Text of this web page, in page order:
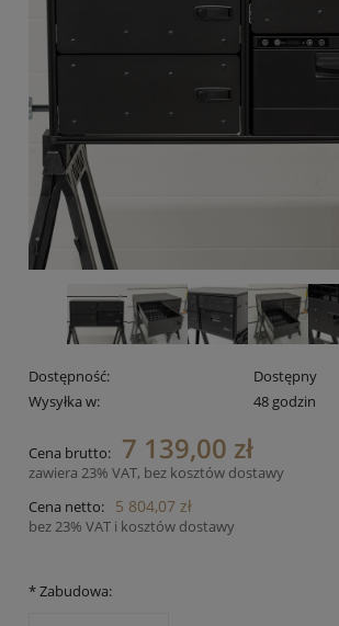
Dostępność:
Dostępny
Wysyłka w:
48 godzin
Cena brutto: 7 139,00 zł
zawiera 23% VAT, bez kosztów dostawy
Cena netto:
5 804,07 zł
bez 23% VAT i kosztów dostawy
*Zabudowa: